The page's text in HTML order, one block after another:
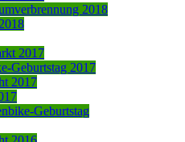
2018
2017
Geburtstag 2017
2017
Geburtstag